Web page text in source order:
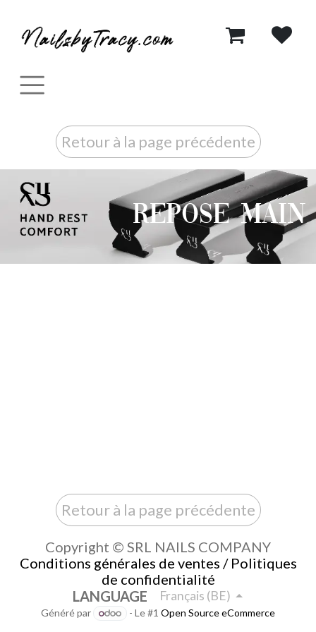
Retour à la page précédente
Repose main
Retour à la page précédente
Copyright © SRL NAILS COMPANY
Conditions générales de ventes / Politiques
de confidentialité
LANGUAGE
Français (BE)
Généré par - Le #1Open Source eCommerce